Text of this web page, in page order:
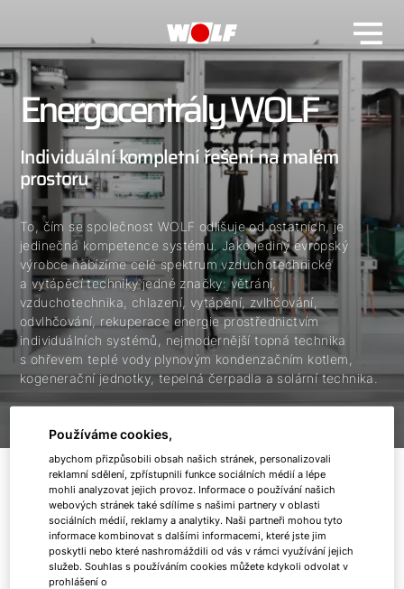
Energocentrály WOLF
Individuální kompletní řešení na malém
prostoru
To, čím se společnost WOLF odlišuje od ostatních, je
jedinečná kompetence systému. Jako jediný evropský
výrobce nabízíme celé spektrum vzduchotechnické
a vytápěcí techniky jedné značky: větrání,
vzduchotechnika, chlazení, vytápění, zvlhčování,
odvlhčování, rekuperace energie prostřednictvím
individuálních systémů, nejmodernější topná technika
s ohřevem teplé vody plynovým kondenzačním kotlem,
kogenerační jednotky, tepelná čerpadla a solární technika.
To vše sjednocujeme do jednoho spolehlivého
a mimořádně efektivního systému. Mnoho
zákazníků oceňuje bezpečnost optimálně
vyladěných systémů s komplexním řízením.
Problémy s rozhraním u nás neznáme.
Používáme cookies,
abychom přizpůsobili obsah našich stránek, personalizovali
reklamní sdělení, zpřístupnili funkce sociálních médií a lépe
mohli analyzovat jejich provoz. Informace o používání našich
webových stránek také sdílíme s našimi partnery v oblasti
sociálních médií, reklamy a analytiky. Naši partneři mohou tyto
informace kombinovat s dalšími informacemi, které jste jim
poskytli nebo které nashromáždili od vás v rámci využívání jejich
služeb. Souhlas s používáním cookies můžete kdykoli odvolat v
prohlášení o